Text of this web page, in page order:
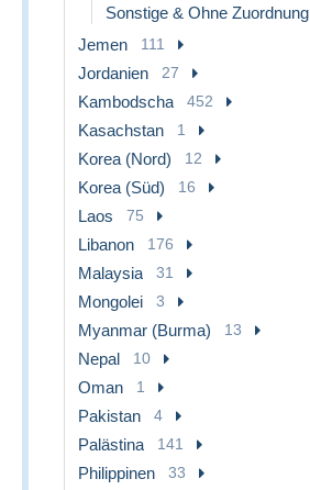
Sonstige & Ohne Zuordnung
Jemen 111
Jordanien 27
Kambodscha 452
Kasachstan 1
Korea (Nord) 12
Korea (Süd) 16
Laos 75
Libanon 176
Malaysia 31
Mongolei 3
Myanmar (Burma) 13
Nepal 10
Oman 1
Pakistan 4
Palästina 141
Philippinen 33